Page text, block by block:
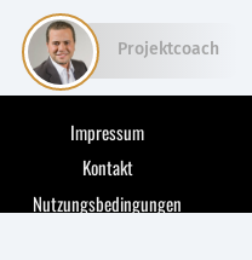
Impressum
Kontakt
Nutzungsbedingungen
Projektcoach